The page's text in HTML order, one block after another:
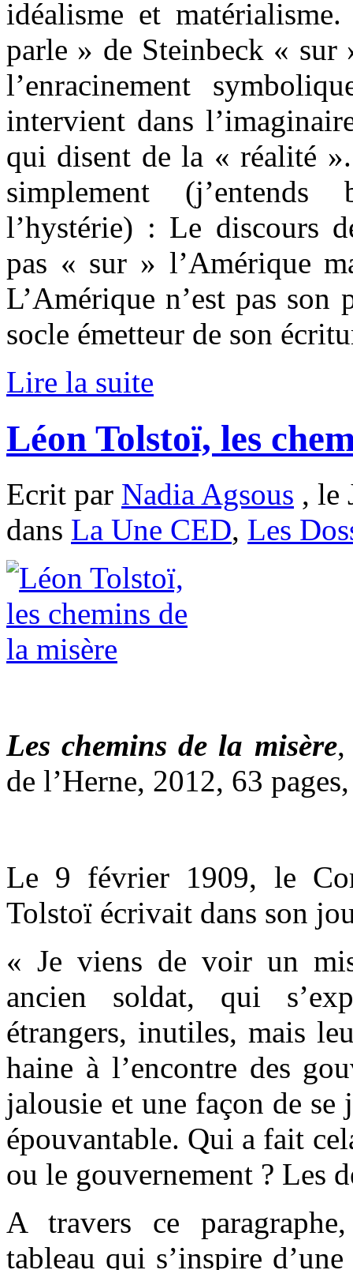
idéalisme et
parle » de Steinbeck « sur
l’enracinement
intervient dans
qui disent de la « réalité
simplement
l’hystérie) : Le discours
pas « sur » l’Amérique
L’Amérique n’est pas
socle émetteur de son
Lire la suite
Léon Tolstoï, les
Ecrit par Nadia Agsous , le
dans La Une CED, Les
Les chemins de la misère
de l’Herne, 2012, 63
Le 9 février 1909, le
Tolstoï écrivait dans son
« Je viens de voir un
ancien soldat, qui
étrangers, inutiles, mais
haine à l’encontre des
jalousie et une façon de
épouvantable. Qui a fait
ou le gouvernement ? Les
A travers ce
tableau qui s’inspire